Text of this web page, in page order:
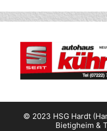
© 2023 HSG Hardt
Bietigheim &